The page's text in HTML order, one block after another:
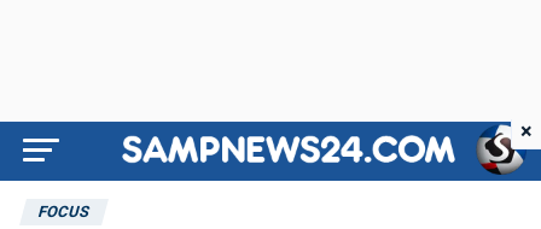
FOCUS
×